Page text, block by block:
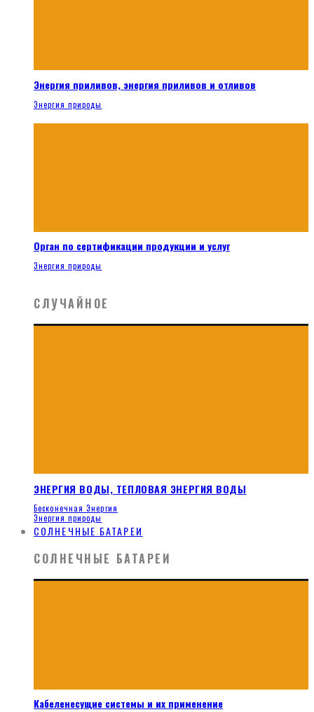
Энергия приливов, энергия приливов и отливов
Энергия природы
Орган по сертификации продукции и услуг
Энергия природы
СЛУЧАЙНОЕ
ЭНЕРГИЯ ВОДЫ, ТЕПЛОВАЯ ЭНЕРГИЯ ВОДЫ
Бесконечная Энергия
Энергия природы
СОЛНЕЧНЫЕ БАТАРЕИ
СОЛНЕЧНЫЕ БАТАРЕИ
Кабеленесущие системы и их применение